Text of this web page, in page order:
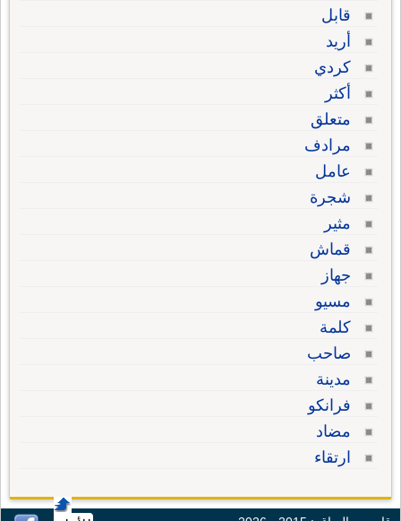
قابل
أريد
كردي
أكثر
متعلق
مرادف
عامل
شجرة
مثير
قماش
جهاز
مسيو
كلمة
صاحب
مدينة
فرانكو
مضاد
ارتقاء